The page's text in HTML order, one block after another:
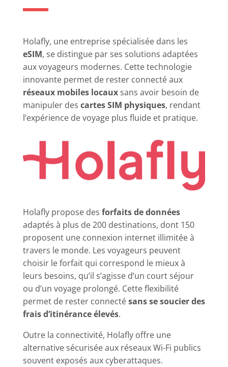
Holafly, une entreprise spécialisée dans les
eSIM, se distingue par ses solutions adaptées
aux voyageurs modernes. Cette technologie
innovante permet de rester connecté aux
réseaux mobiles locauxsans avoir besoin de
manipuler des cartes SIM physiques, rendant
l’expérience de voyage plus fluide et pratique.
Holafly propose des forfaits de données
adaptés à plus de 200 destinations, dont 150
proposent une connexion internet illimitée à
travers le monde. Les voyageurs peuvent
choisir le forfait qui correspond le mieux à
leurs besoins, qu’il s’agisse d’un court séjour
ou d’un voyage prolongé. Cette flexibilité
permet de rester connectésans se soucier des
frais d’itinérance élevés.
Outre la connectivité, Holafly offre une
alternative sécurisée aux réseaux Wi-Fi publics
souvent exposés aux cyberattaques.